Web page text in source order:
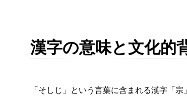
漢字の意味と文化的
「そしじ」という言葉に含まれる漢字「